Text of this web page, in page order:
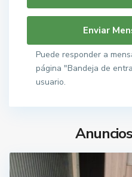
Puede responder a
página "Bandeja de
usuario.